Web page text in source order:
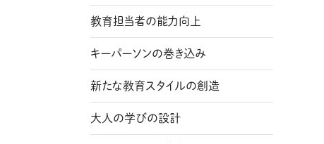
教育担当者の能力向上
キーパーソンの巻き込み
新たな教育スタイルの創造
大人の学びの設計